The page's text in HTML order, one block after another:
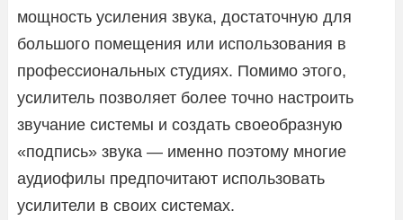
мощность усиления звука, достаточную для
большого помещения или использования в
профессиональных студиях. Помимо этого,
усилитель позволяет более точно настроить
звучание системы и создать своеобразную
«подпись» звука — именно поэтому многие
аудиофилы предпочитают использовать
усилители в своих системах.